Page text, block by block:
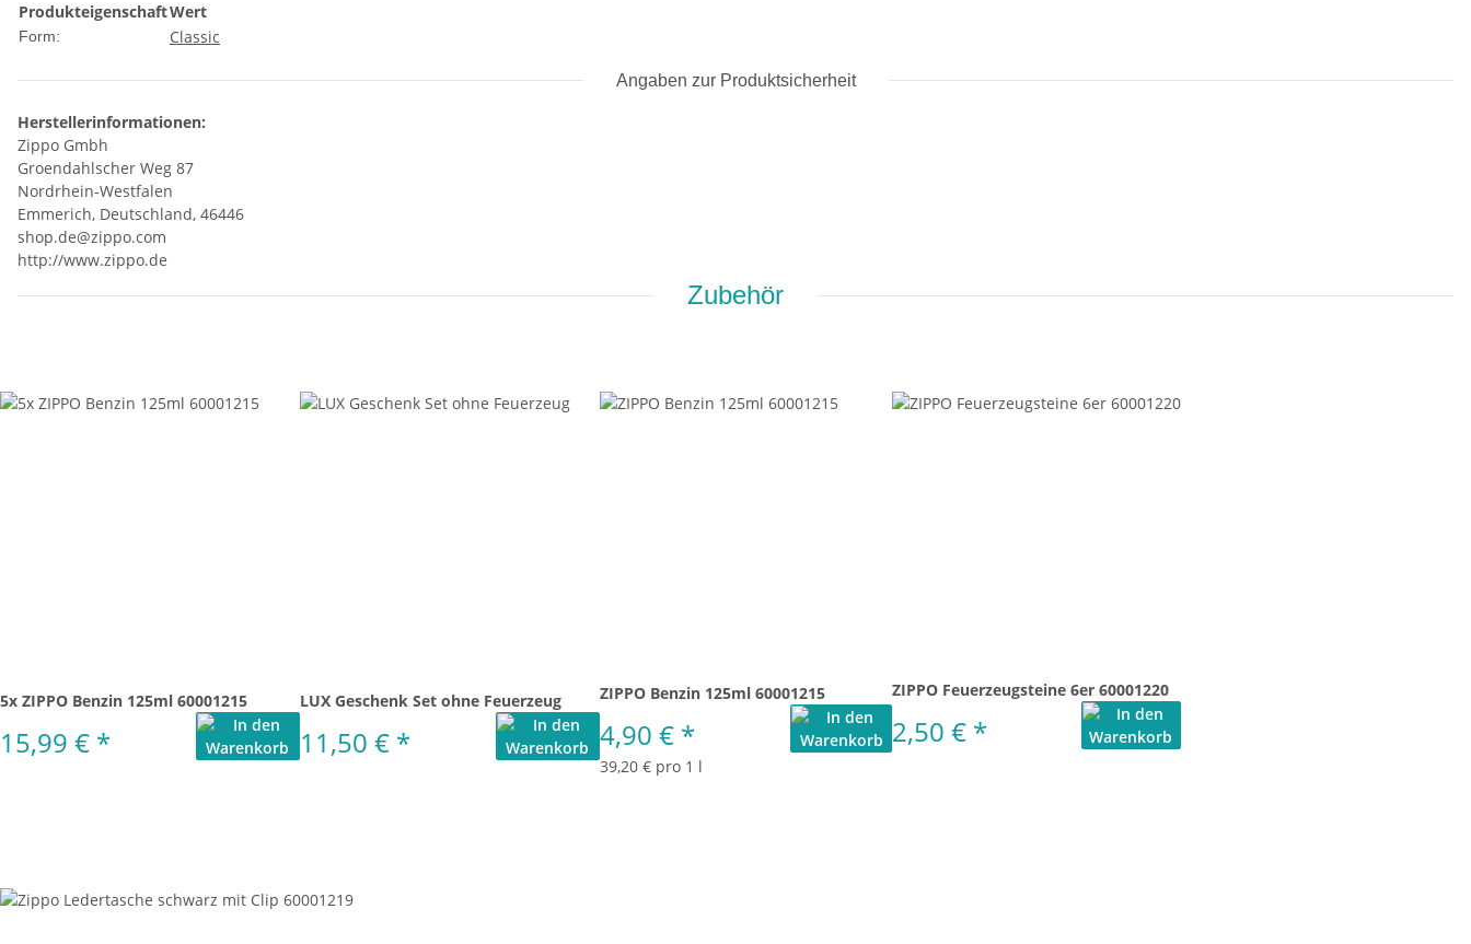
ProdukteigenschaftWert
Form: Classic
Angaben zur Produktsicherheit
Herstellerinformationen:
Zippo Gmbh
Groendahlscher Weg 87
Nordrhein-Westfalen
Emmerich, Deutschland, 46446
shop.de@zippo.com
http://www.zippo.de
Zubehör
5x ZIPPO Benzin 125ml 60001215
15,99 € *
LUX Geschenk Set ohne Feuerzeug
11,50 € *
ZIPPO Benzin 125ml 60001215
4,90 € *
39,20 € pro 1 l
ZIPPO Feuerzeugsteine 6er 60001220
2,50 € *